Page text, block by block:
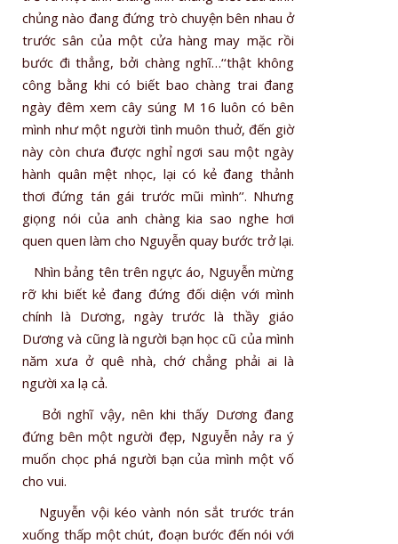
chủng nào đang đứng trò chuyện bên nhau ở
trước sân của một cửa hàng may mặc rồi
bước đi thẳng, bởi chàng nghĩ…‘‘thật không
công bằng khi có biết bao chàng trai đang
ngày đêm xem cây súng M 16 luôn có bên
mình như một người tình muôn thuở, đến giờ
này còn chưa được nghỉ ngơi sau một ngày
hành quân mệt nhọc, lại có kẻ đang thảnh
thơi đứng tán gái trước mũi mình’’. Nhưng
giọng nói của anh chàng kia sao nghe hơi
quen quen làm cho Nguyễn quay bước trở lại.
Nhìn bảng tên trên ngực áo, Nguyễn mừng
rỡ khi biết kẻ đang đứng đối diện với mình
chính là Dương, ngày trước là thầy giáo
Dương và cũng là người bạn học cũ của mình
năm xưa ở quê nhà, chớ chẳng phải ai là
người xa lạ cả.
Bởi nghĩ vậy, nên khi thấy Dương đang
đứng bên một người đẹp, Nguyễn nảy ra ý
muốn chọc phá người bạn của mình một vố
cho vui.
Nguyễn vội kéo vành nón sắt trước trán
xuống thấp một chút, đoạn bước đến nói với